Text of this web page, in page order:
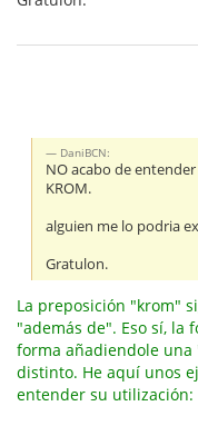
DaniBCN:
NO acabo de
KROM.
alguien me lo podria
Gratulon.
La preposición "krom"
"además de". Eso sí, la
forma añadiendole
distinto. He aquí unos
entender su utilización: